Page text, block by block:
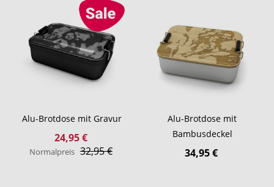
Alu-Brotdose mit Gravur
Sonderangebot
24,95 €
Normalpreis 32,95 €
Alu-Brotdose mit
Bambusdeckel
34,95 €